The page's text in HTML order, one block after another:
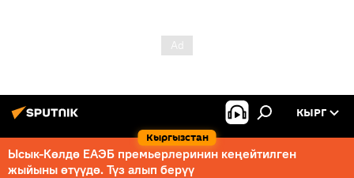
Кыргызстан
КЫРГ
Ысык-Көлдө ЕАЭБ премьерлеринин кеңейтилген
жыйыны өтүүдө. Түз алып берүү